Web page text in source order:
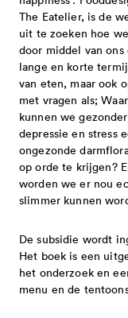
aanvragen
met
meer
projecten
projecten
projecten
meerjarige
snelgeld
snelgeld
projecten
projecten
snelgeld
bezwaar,
vacatures
aanvragen
aanvragen
aanvragen
-
aanvragen
gilden -
energielasten
cultuurbrief
besluiten
toegekende
bezwaar,
asdasd
contact
adres
direct
spreekuur
blog
open
meer
gesloten
gesloten
cultuur
publicaties
spreekuur
faq
nieuwsbrief
The Eatelier, is de
uit te zoeken hoe
door middel van
lange en korte
van eten, maar ook
met vragen als;
kunnen we
depressie en stress
ongezonde
op orde te krijgen?
worden we er nou
slimmer kunnen
De subsidie wordt
Het boek is een
het onderzoek en
menu en de